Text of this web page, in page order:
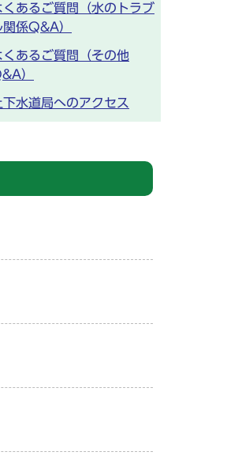
くあるご質問（水のトラブ
関係Q&A）
くあるご質問（その他
）
下水道局へのアクセス